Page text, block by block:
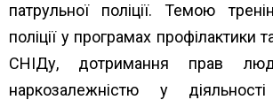
патрульної поліції. Темою
поліції у програмах профілактики
СНІДу, дотримання прав
наркозалежністю у діяльності